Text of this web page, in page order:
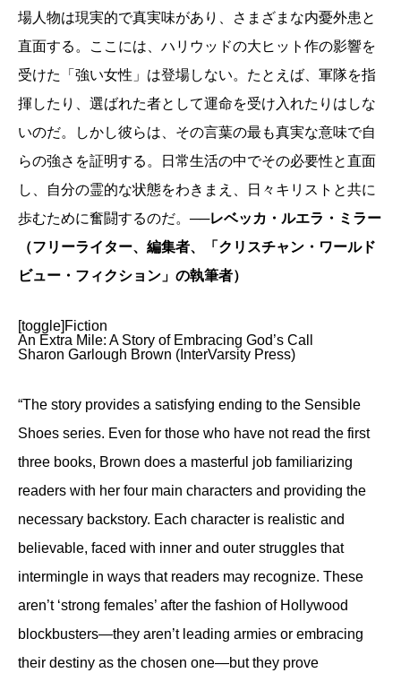
場人物は現実的で真実味があり、さまざまな内憂外患と
直面する。ここには、ハリウッドの大ヒット作の影響を
受けた「強い女性」は登場しない。たとえば、軍隊を指
揮したり、選ばれた者として運命を受け入れたりはしな
いのだ。しかし彼らは、その言葉の最も真実な意味で自
らの強さを証明する。日常生活の中でその必要性と直面
し、自分の霊的な状態をわきまえ、日々キリストと共に
歩むために奮闘するのだ。 ──レベッカ・ルエラ・ミラー
（フリーライター、編集者、「クリスチャン・ワールド
ビュー・フィクション」の執筆者）
[toggle]Fiction
An Extra Mile: A Story of Embracing God’s Call
Sharon Garlough Brown (InterVarsity Press)
“The story provides a satisfying ending to the Sensible
Shoes series. Even for those who have not read the first
three books, Brown does a masterful job familiarizing
readers with her four main characters and providing the
necessary backstory. Each character is realistic and
believable, faced with inner and outer struggles that
intermingle in ways that readers may recognize. These
aren’t ‘strong females’ after the fashion of Hollywood
blockbusters—they aren’t leading armies or embracing
their destiny as the chosen one—but they prove